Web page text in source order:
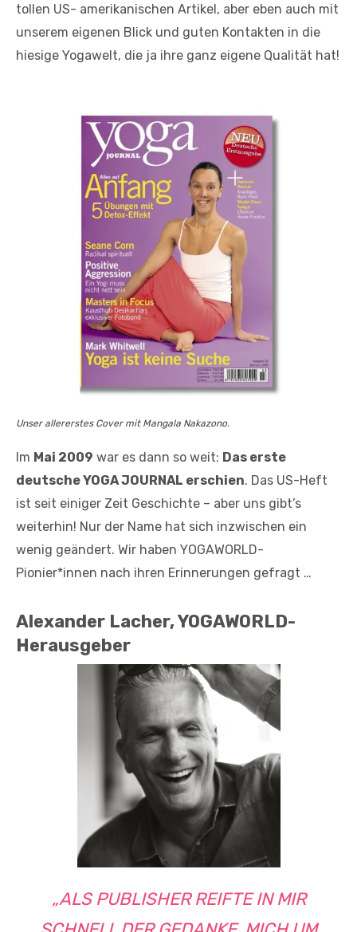
tollen US- amerikanischen Artikel, aber eben auch mit
unserem eigenen Blick und guten Kontakten in die
hiesige Yogawelt, die ja ihre ganz eigene Qualität hat!
Unser allererstes Cover mit Mangala Nakazono.
Im Mai 2009 war es dann so weit: Das erste
deutsche YOGA JOURNAL erschien. Das US-Heft
ist seit einiger Zeit Geschichte – aber uns gibt’s
weiterhin! Nur der Name hat sich inzwischen ein
wenig geändert. Wir haben YOGAWORLD-
Pionier*innen nach ihren Erinnerungen gefragt …
Alexander Lacher, YOGAWORLD-
Herausgeber
„ALS PUBLISHER REIFTE IN MIR